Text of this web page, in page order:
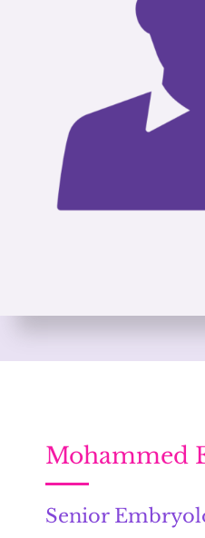
Mohammed
Senior